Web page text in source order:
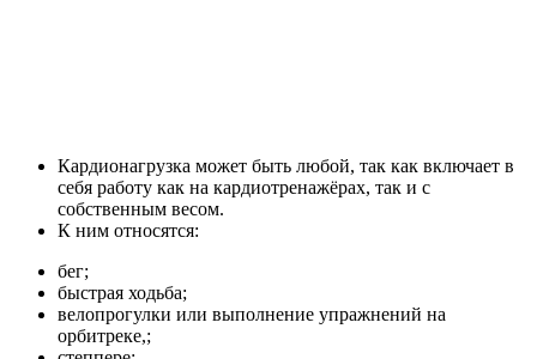
Кардионагрузка может быть любой, так как включает в
себя работу как на кардиотренажёрах, так и с
собственным весом.
К ним относятся:
бег;
быстрая ходьба;
велопрогулки или выполнение упражнений на
орбитреке,;